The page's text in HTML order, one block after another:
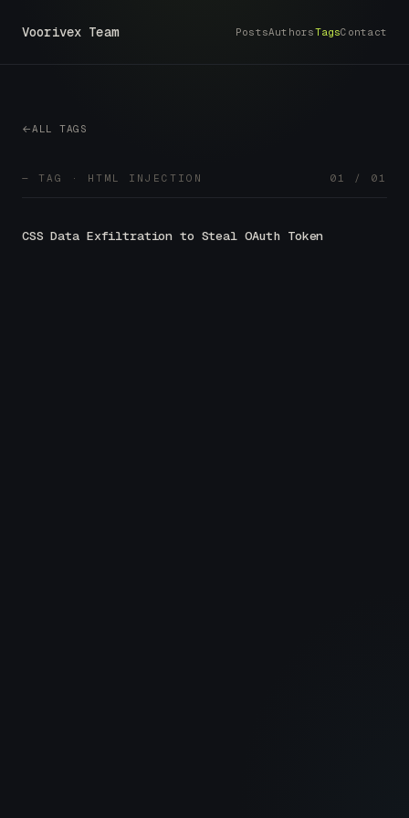
Voorivex Team PostsAuthorsTagsContact
ALL TAGS
— TAG · HTML INJECTION 01 / 01
CSS Data Exfiltration to Steal OAuth Token